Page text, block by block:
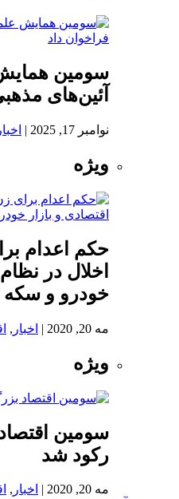
سومین
آئین‌های
نوامبر 17, 2025 | اخبار
ویژه
حکم اعدام
اخلال در
خودرو و سکه
مه 20, 2020 | اخبار ,
ویژه
سومین
رکود شد
مه 20, 2020 | اخبار ,